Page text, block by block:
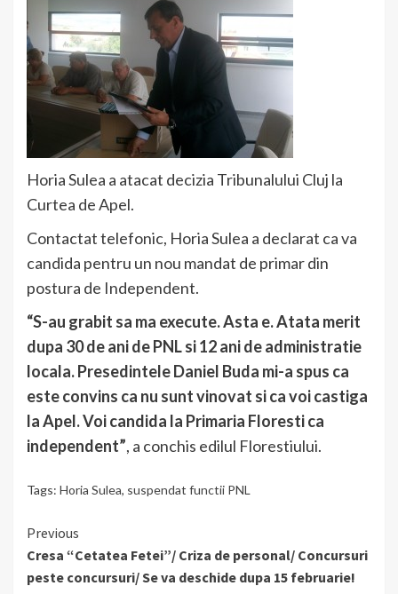
Horia Sulea a atacat decizia Tribunalului Cluj la
Curtea de Apel.
Contactat telefonic, Horia Sulea a declarat ca va
candida pentru un nou mandat de primar din
postura de Independent.
“S-au grabit sa ma execute. Asta e. Atata merit
dupa 30 de ani de PNL si 12 ani de administratie
locala. Presedintele Daniel Buda mi-a spus ca
este convins ca nu sunt vinovat si ca voi castiga
la Apel. Voi candida la Primaria Floresti ca
independent”, a conchis edilul Florestiului.
Tags: Horia Sulea, suspendat functii PNL
Continue
Reading
Previous
Cresa “Cetatea Fetei”/ Criza de personal/ Concursuri
peste concursuri/ Se va deschide dupa 15 februarie!